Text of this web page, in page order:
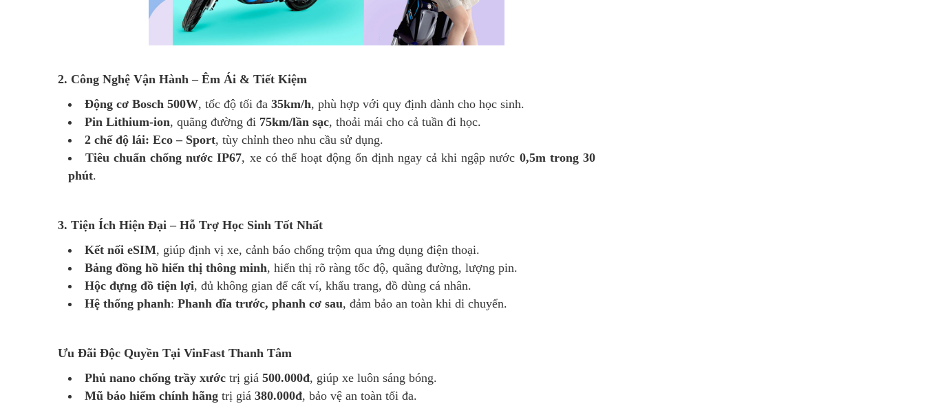
2. Công Nghệ Vận Hành – Êm Ái & Tiết Kiệm
Động cơ Bosch 500W, tốc độ tối đa 35km/h, phù hợp với quy định dành cho học sinh.
Pin Lithium-ion, quãng đường đi 75km/lần sạc, thoải mái cho cả tuần đi học.
2 chế độ lái: Eco – Sport, tùy chỉnh theo nhu cầu sử dụng.
Tiêu chuẩn chống nước IP67, xe có thể hoạt động ổn định ngay cả khi ngập nước 0,5m trong 30
phút.
3. Tiện Ích Hiện Đại – Hỗ Trợ Học Sinh Tốt Nhất
Kết nối eSIM, giúp định vị xe, cảnh báo chống trộm qua ứng dụng điện thoại.
Bảng đồng hồ hiển thị thông minh, hiển thị rõ ràng tốc độ, quãng đường, lượng pin.
Hộc đựng đồ tiện lợi, đủ không gian để cất ví, khẩu trang, đồ dùng cá nhân.
Hệ thống phanh: Phanh đĩa trước, phanh cơ sau, đảm bảo an toàn khi di chuyển.
Ưu Đãi Độc Quyền Tại VinFast Thanh Tâm
Phủ nano chống trầy xước trị giá 500.000đ, giúp xe luôn sáng bóng.
Mũ bảo hiểm chính hãng trị giá 380.000đ, bảo vệ an toàn tối đa.